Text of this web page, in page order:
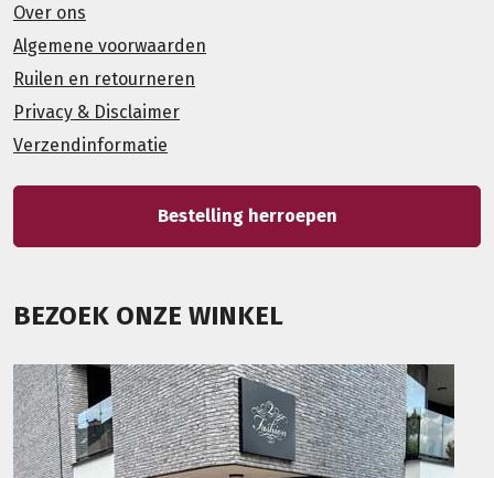
Over ons
Algemene voorwaarden
Ruilen en retourneren
Privacy & Disclaimer
Verzendinformatie
Bestelling herroepen
BEZOEK ONZE WINKEL